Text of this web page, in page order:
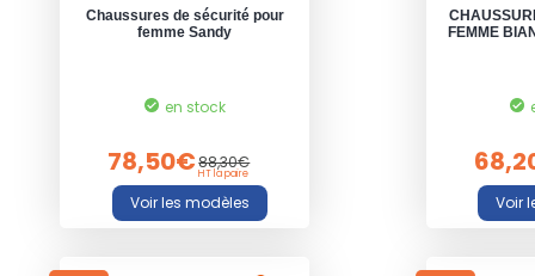
Chaussures de sécurité pour
femme Sandy
en stock
78,50€88,30€
HT la paire
FEMME